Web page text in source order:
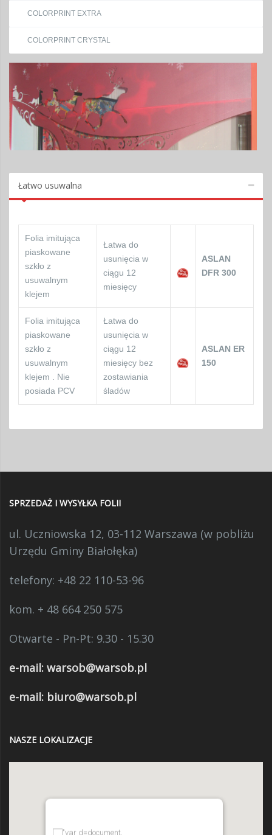
COLORPRINT EXTRA
COLORPRINT CRYSTAL
Łatwo usuwalna
Folia imitująca
piaskowane
szkło z
usuwalnym
klejem
Łatwa do
usunięcia w
ciągu 12
miesięcy
ASLAN
DFR 300
Folia imitująca
piaskowane
szkło z
usuwalnym
klejem . Nie
posiada PCV
Łatwa do
usunięcia w
ciągu 12
miesięcy bez
zostawiania
śladów
ASLAN ER
150
SPRZEDAŻ I WYSYŁKA FOLII
ul. Uczniowska 12, 03-112 Warszawa (w pobliżu
Urzędu Gminy Białołęka)
telefony: +48 22 110-53-96
kom. + 48 664 250 575
Otwarte - Pn-Pt: 9.30 - 15.30
e-mail: warsob@warsob.pl
e-mail: biuro@warsob.pl
NASZE LOKALIZACJE
"var d=document,